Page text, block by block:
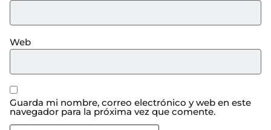
Web
Guarda mi nombre, correo electrónico y web en este
navegador para la próxima vez que comente.